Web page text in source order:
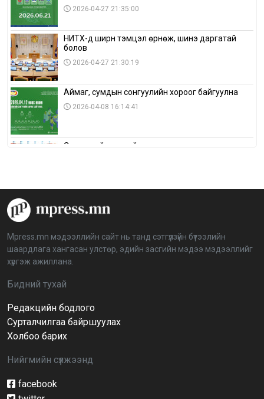
2026-04-27 21:35:00
НИТХ-д ширүүн тэмцэл өрнөж, шинэ даргатай
болов
2026-04-27 21:30:19
Аймаг, сумдын сонгуулийн хороог байгуулна
2026-04-08 16:14:41
Сонгуулийн хуулийн зөрчил, шалгах,
аймагт үргэлжилж байна
BTS-ийн тоглолтыг Netflix дэлхий даяар шууд
дамжуулна
Иргэдийн төлөөлөгчдийн хурлын 2026 оны
нөхөн сонгууль 6 дугаар сарын 21-нд болно
Д.Тэгшбаяр: НҮБ-ын тогтоол санаачилж,
Mpress.mn мэдээллийн сайт нь танд сэтгүүлзүйн бүтээлийн
шаардлага хангасан улстөр, эдийн засгийн мэдээ мэдээллийг
хүргэж ажиллана.
Бидний тухай
Редакцийн бодлого
Сурталчилгаа байршуулах
Холбоо барих
Нийгмийн сүлжээнд
facebook